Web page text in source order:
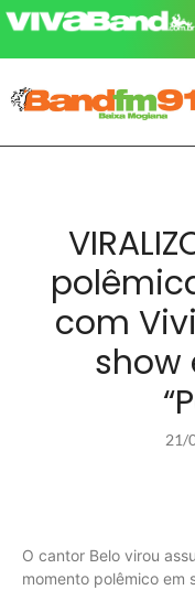
com
show
21/
O cantor Belo virou
momento polêmico em